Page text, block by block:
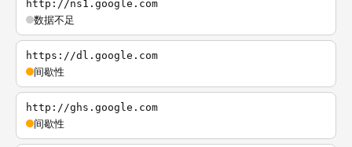
http://ns1.google.com
数据不足
https://dl.google.com
间歇性
http://ghs.google.com
间歇性